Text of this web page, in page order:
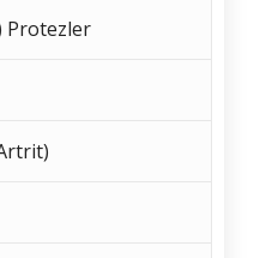
Protezler